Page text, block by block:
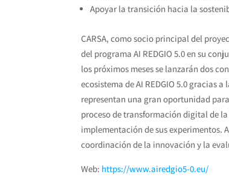
Apoyar la transición hacia la
CARSA, como socio principal del
del programa AI REDGIO 5.0 en su
los próximos meses se lanzarán dos
ecosistema de AI REDGIO 5.0 gracias
representan una gran oportunidad
proceso de transformación digital de
implementación de sus experimentos.
coordinación de la innovación y la
Web: https://www.airedgio5-0.eu/